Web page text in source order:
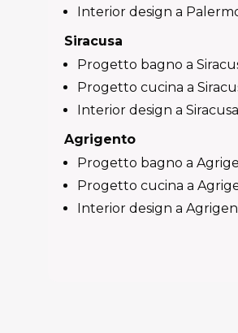
Interior design a
Siracusa
Progetto bagno a
Progetto cucina a
Interior design a Siracusa
Agrigento
Progetto bagno a
Progetto cucina a
Interior design a